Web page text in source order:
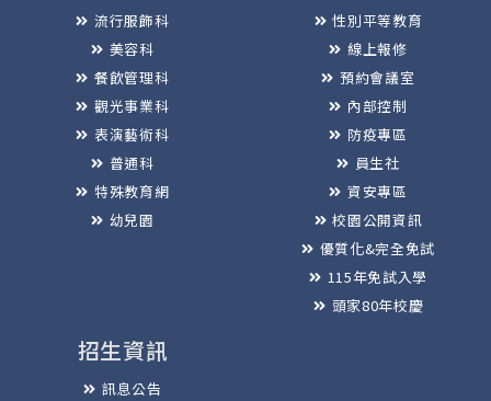
流行服飾科
美容科
餐飲管理科
觀光事業科
表演藝術科
普通科
特殊教育網
幼兒園
性別平等教育
線上報修
預約會議室
內部控制
防疫專區
員生社
資安專區
校園公開資訊
優質化&完全免試
115年免試入學
頭家80年校慶
招生資訊
訊息公告